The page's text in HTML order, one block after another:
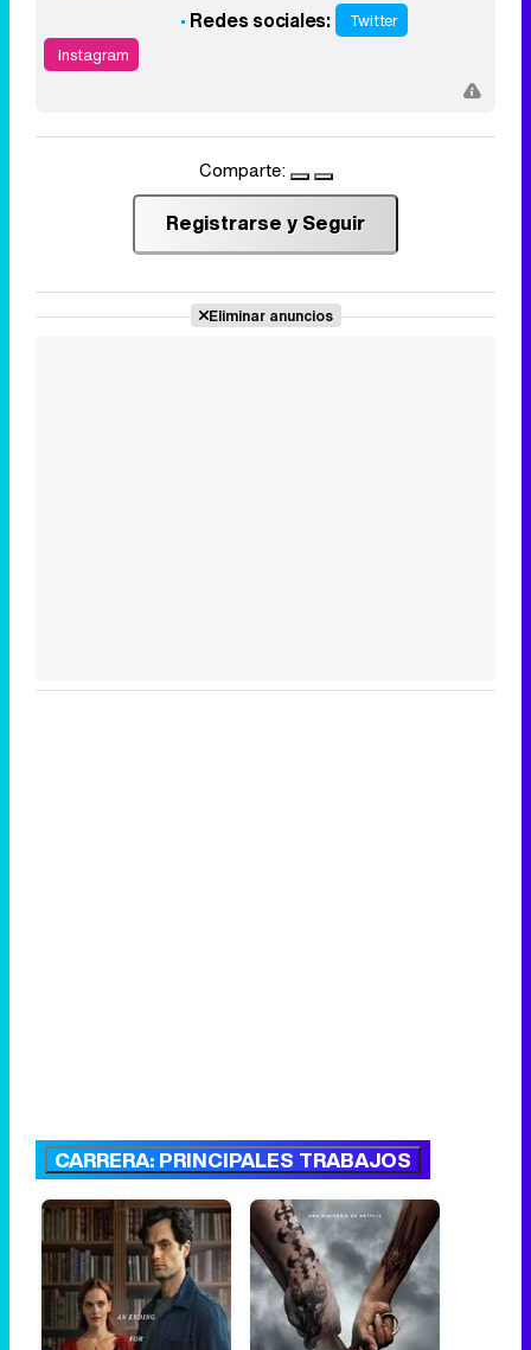
Redes sociales:
Twitter
Instagram
Comparte:
Registrarse y Seguir
Eliminar anuncios
CARRERA: PRINCIPALES TRABAJOS